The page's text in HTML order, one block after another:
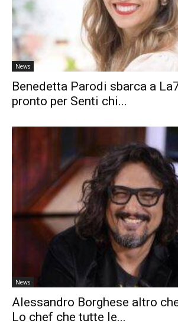
News
Benedetta Parodi sbarca a
pronto per Senti chi...
News
Alessandro Borghese altro
Lo chef che tutte le...